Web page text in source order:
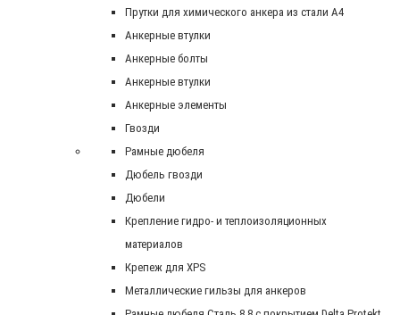
Прутки для химического анкера из стали А4
Анкерные втулки
Анкерные болты
Анкерные втулки
Анкерные элементы
Гвозди
Рамные дюбеля
Дюбель гвозди
Дюбели
Крепление гидро- и теплоизоляционных
материалов
Крепеж для XPS
Металлические гильзы для анкеров